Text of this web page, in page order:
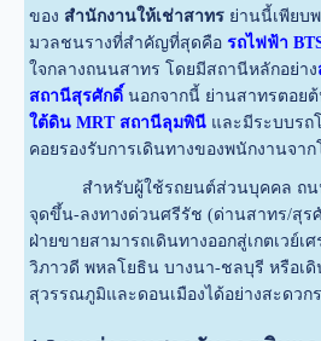
ของ สำนักงานให้เช่าสาทร ย่านนี้เพียบ
มวลชนรางที่สำคัญที่สุดคือรถไฟฟ้า
ใจกลางถนนสาทร โดยมีสถานีหลักอย่าง
สถานีสุรศักดิ์ นอกจากนี้ ย่านสาทรตอย
ใต้ดิน MRT สถานีลุมพินี และมีระบบรถ
คอยรองรับการเดินทางของพนักงานจา
สำหรับผู้ใช้รถยนต์ส่วนบุคคล ถนน
จุดขึ้น-ลงทางด่วนศรีรัช (ด่านสาทร/สุร
ฝ่ายขายสามารถเดินทางออกสู่เกตเวย์เ
วิภาวดี พหลโยธิน บางนา-ชลบุรี หรือเ
สุวรรณภูมิและดอนเมืองได้อย่างสะดวกร